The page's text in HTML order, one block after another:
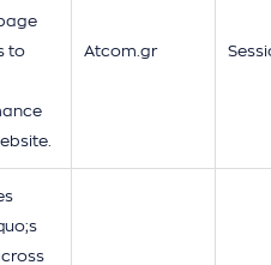
to
Atcom.gr